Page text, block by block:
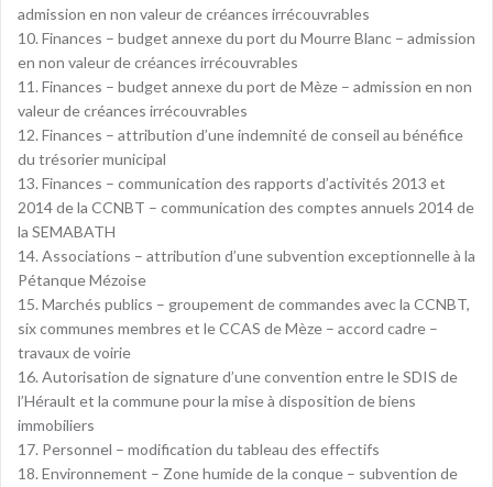
admission en non valeur de créances irrécouvrables
10. Finances – budget annexe du port du Mourre Blanc – admission
en non valeur de créances irrécouvrables
11. Finances – budget annexe du port de Mèze – admission en non
valeur de créances irrécouvrables
12. Finances – attribution d’une indemnité de conseil au bénéfice
du trésorier municipal
13. Finances – communication des rapports d’activités 2013 et
2014 de la CCNBT – communication des comptes annuels 2014 de
la SEMABATH
14. Associations – attribution d’une subvention exceptionnelle à la
Pétanque Mézoise
15. Marchés publics – groupement de commandes avec la CCNBT,
six communes membres et le CCAS de Mèze – accord cadre –
travaux de voirie
16. Autorisation de signature d’une convention entre le SDIS de
l’Hérault et la commune pour la mise à disposition de biens
immobiliers
17. Personnel – modification du tableau des effectifs
18. Environnement – Zone humide de la conque – subvention de